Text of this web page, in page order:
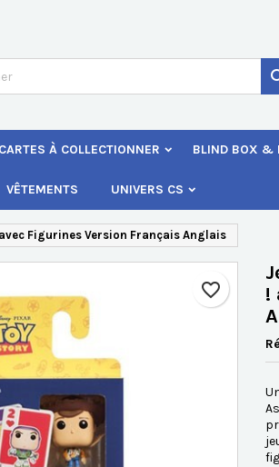
CARTES À COLLECTIONNER BLIND BOX &
VÊTEMENTS UNIVERS CS
Figurines Version Français Anglais
favorite_border
!
liste d'envies
liste
d'envies
pour ajouter des produits à votre liste
Annuler